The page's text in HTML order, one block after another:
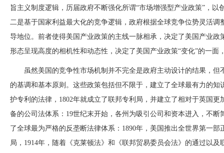
旨主义制度逻辑，历届政府不断强化所谓“市场增强型产业政策”，以
二是基于国家利益最大化的竞争逻辑，政府根据全球竞争位势灵活
导地位。前者使得美国产业政策的主线一脉相承，决定了美国产业政
形态呈现高度的相机性和动态性，决定了美国产业政策“变化”的一面
虽然美国的竞争性市场机制并不完全是政府主动设计的结果，
的基调和基本原则。这些政策包括但不限于，建立了全球最有力的知
护专利的法律，1802年就成立了联邦专利局，并建立了相对于英国
备的公司法体系：19世纪末开始，各州为吸引公司和资本进入，不
了全球最为严格的反垄断法律体系：1890年，美国推出全世界第一
局，1914年，随着《克莱顿法》和《联邦贸易委员会法》的通过以